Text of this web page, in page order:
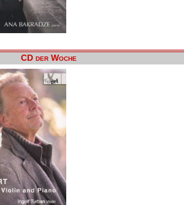
CD der Woche